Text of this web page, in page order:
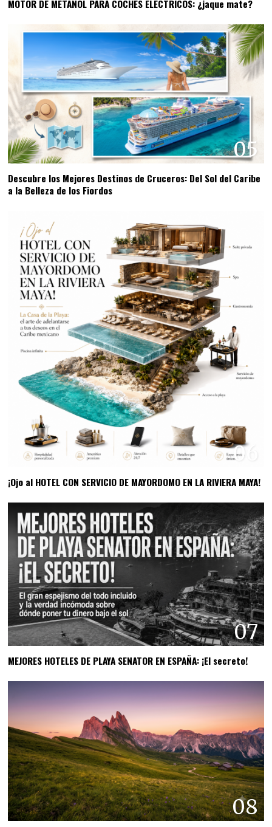
MOTOR DE METANOL PARA COCHES ELÉCTRICOS: ¿jaque mate?
05
Descubre los Mejores Destinos de Cruceros: Del Sol del Caribe
a la Belleza de los Fiordos
06
¡Ojo al HOTEL CON SERVICIO DE MAYORDOMO EN LA RIVIERA MAYA!
07
MEJORES HOTELES DE PLAYA SENATOR EN ESPAÑA: ¡El secreto!
08